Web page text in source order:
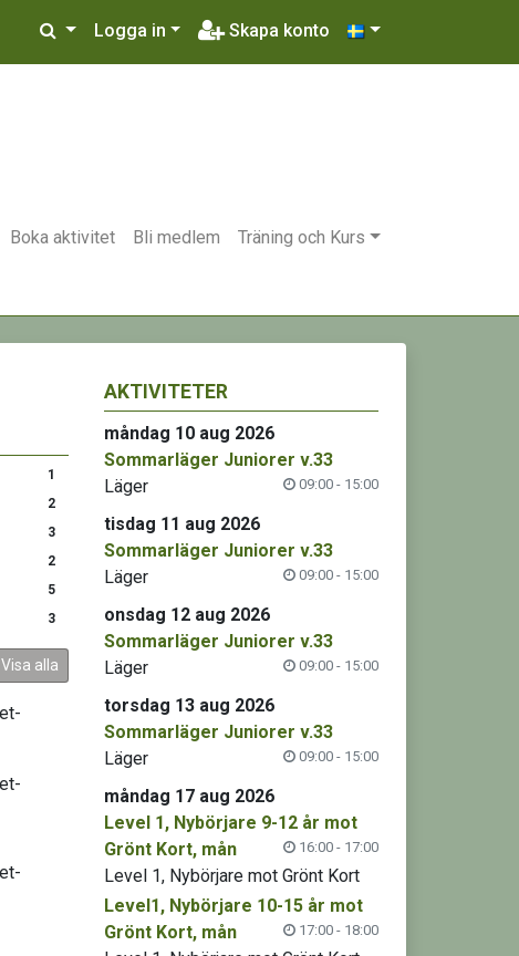
Logga in Skapa konto
Boka aktivitet Bli medlem Träning och Kurs
1
2
3
2
5
3
Visa alla
AKTIVITETER
måndag 10 aug 2026
Sommarläger Juniorer v.33
09:00 - 15:00
Läger
tisdag 11 aug 2026
Sommarläger Juniorer v.33
09:00 - 15:00
Läger
onsdag 12 aug 2026
Sommarläger Juniorer v.33
09:00 - 15:00
Läger
torsdag 13 aug 2026
Sommarläger Juniorer v.33
09:00 - 15:00
Läger
måndag 17 aug 2026
Level 1, Nybörjare 9-12 år mot
Grönt Kort, mån
16:00 - 17:00
Level 1, Nybörjare mot Grönt Kort
Level1, Nybörjare 10-15 år mot
Grönt Kort, mån
17:00 - 18:00